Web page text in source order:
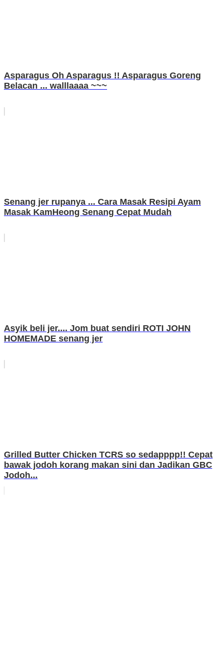
Asparagus Oh Asparagus !! Asparagus Goreng
Belacan ... walllaaaa ~~~
Senang jer rupanya ... Cara Masak Resipi Ayam
Masak KamHeong Senang Cepat Mudah
Asyik beli jer.... Jom buat sendiri ROTI JOHN
HOMEMADE senang jer
Grilled Butter Chicken TCRS so sedapppp!! Cepat
bawak jodoh korang makan sini dan Jadikan GBC
Jodoh...